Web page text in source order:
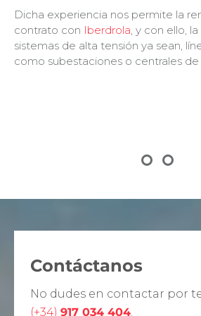
Dicha experiencia nos permite la
contrato con Iberdrola , y con ello,
sistemas de alta tensión ya sean,
como subestaciones o centrales de
Contáctanos
No dudes en contactar por
(+34) 917 034 404.